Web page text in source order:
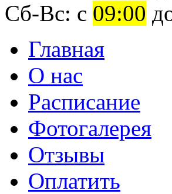
Сб-Вс: с 09:00
Главная
О нас
Расписание
Фотогалерея
Отзывы
Оплатить